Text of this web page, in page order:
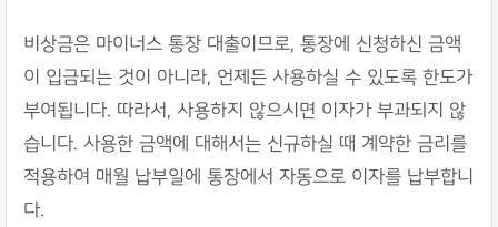
비상금은 마이너스 통장 대출이므로, 통장에 신청하신 금액
이 입금되는 것이 아니라, 언제든 사용하실 수 있도록 한도가
부여됩니다. 따라서, 사용하지 않으시면 이자가 부과되지 않
습니다. 사용한 금액에 대해서는 신규하실 때 계약한 금리를
적용하여 매월 납부일에 통장에서 자동으로 이자를 납부합니
다.